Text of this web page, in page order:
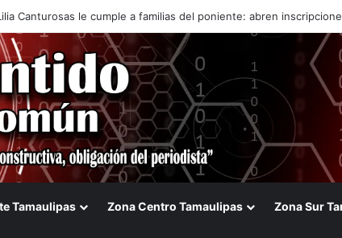
Canturosas le cumple a familias del poniente: abren
Tamaulipas Zona Centro Tamaulipas Zona Sur